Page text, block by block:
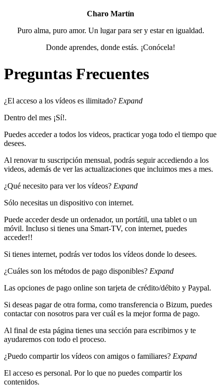
Charo Martín
Puro alma, puro amor. Un lugar para ser y estar en igualdad.
Donde aprendes, donde estás. ¡Conócela!
Preguntas Frecuentes
¿El acceso a los vídeos es ilimitado? Expand
Dentro del mes ¡Sí!.
Puedes acceder a todos los videos, practicar yoga todo el tiempo que
desees.
Al renovar tu suscripción mensual, podrás seguir accediendo a los
videos, además de ver las actualizaciones que incluimos mes a mes.
¿Qué necesito para ver los vídeos? Expand
Sólo necesitas un dispositivo con internet.
Puede acceder desde un ordenador, un portátil, una tablet o un
móvil. Incluso si tienes una Smart-TV, con internet, puedes
acceder!!
Si tienes internet, podrás ver todos los vídeos donde lo desees.
¿Cuáles son los métodos de pago disponibles? Expand
Las opciones de pago online son tarjeta de crédito/débito y Paypal.
Si deseas pagar de otra forma, como transferencia o Bizum, puedes
contactar con nosotros para ver cuál es la mejor forma de pago.
Al final de esta página tienes una sección para escribirnos y te
ayudaremos con todo el proceso.
¿Puedo compartir los vídeos con amigos o familiares? Expand
El acceso es personal. Por lo que no puedes compartir los
contenidos.